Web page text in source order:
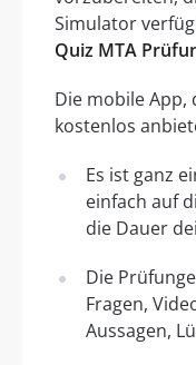
Simulator
Quiz MTA
Die mobile
kostenlos
Es ist ganz
einfach auf
die Dauer
Die
Fragen,
Aussagen,